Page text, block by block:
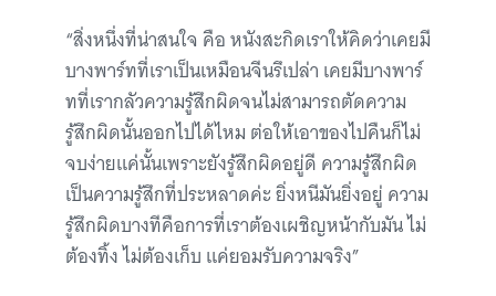
“สิ่งหนึ่งที่น่าสนใจ คือ หนังสะกิดเราให้คิดว่าเคยมี
บางพาร์ทที่เราเป็นเหมือนจีนรึเปล่า เคยมีบางพาร์
ทที่เรากลัวความรู้สึกผิดจนไม่สามารถตัดความ
รู้สึกผิดนั้นออกไปได้ไหม ต่อให้เอาของไปคืนก็ไม่
จบง่ายแค่นั้นเพราะยังรู้สึกผิดอยู่ดี ความรู้สึกผิด
เป็นความรู้สึกที่ประหลาดค่ะ ยิ่งหนีมันยิ่งอยู่ ความ
รู้สึกผิดบางทีคือการที่เราต้องเผชิญหน้ากับมัน ไม่
ต้องทิ้ง ไม่ต้องเก็บ แค่ยอมรับความจริง”